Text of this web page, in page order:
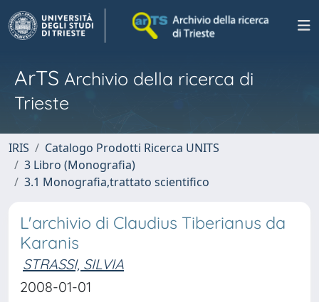
ArTS Archivio della ricerca di
Trieste
IRIS
Catalogo Prodotti Ricerca UNITS
3 Libro (Monografia)
3.1 Monografia,trattato scientifico
L'archivio di Claudius Tiberianus da
Karanis
STRASSI, SILVIA
2008-01-01